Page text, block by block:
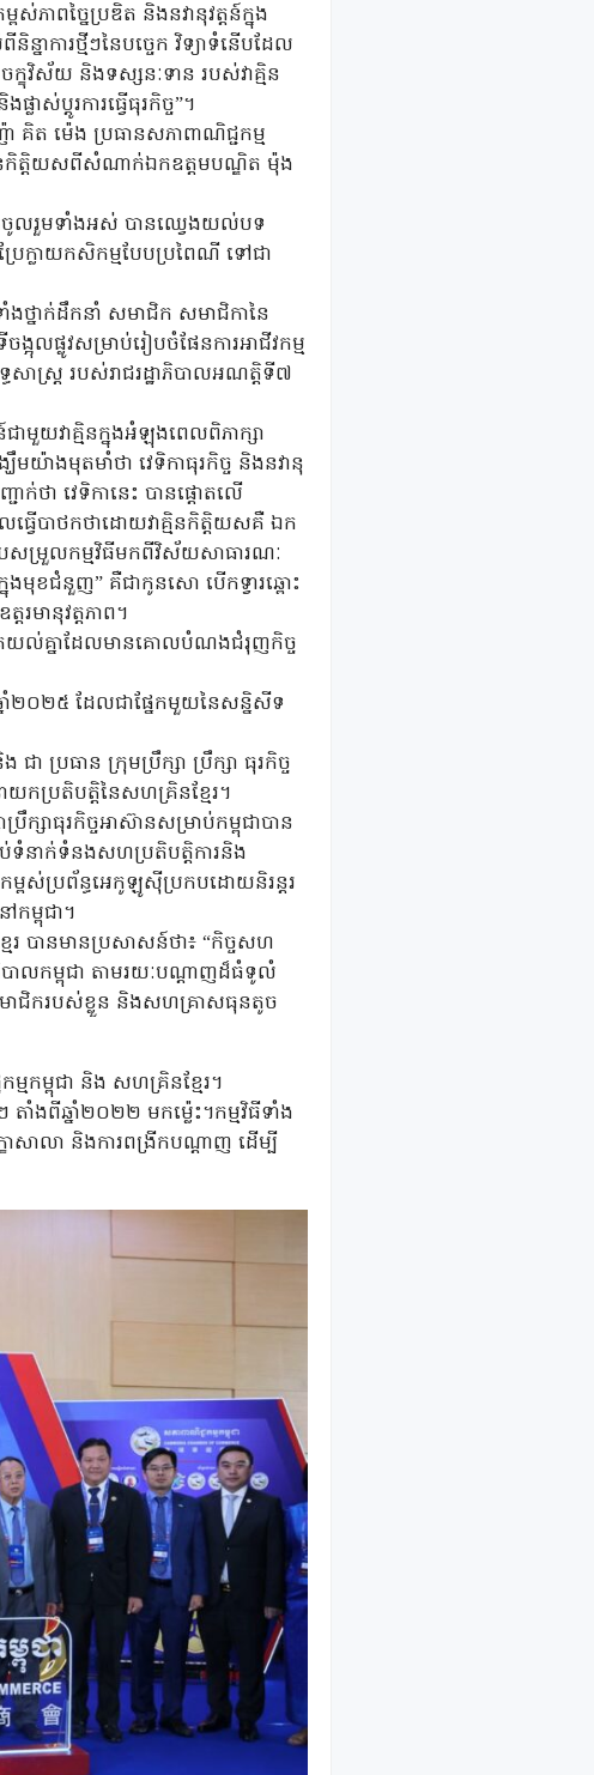
ភាពច្នៃប្រឌិត និងនវានុវត្តន៍ក្នុង
ការថ្មីៗនៃបច្ចេក វិទ្យាទំនើបដែល
ក្ខុវិស័យ និងទស្សនៈទាន របស់វាគ្មិន
ស់ប្តូរការធ្វើធុរកិច្ច”។
គិត ម៉េង ប្រធានសភាពាណិជ្ជកម្ម
មិនកិត្តិយសពីសំណាក់ឯកឧត្តមបណ្ឌិត ម៉ុង
នកចូលរួមទាំងអស់ បានឈ្វេងយល់បទ
ែក្លាយកសិកម្មបែបប្រពៃណី ទៅជា
ងថ្នាក់ដឹកនាំ សមាជិក សមាជិកានៃ
អុលផ្លូវសម្រាប់រៀបចំផែនការអាជីវកម្ម
ស្រ្ត របស់រាជរដ្ឋាភិបាលអណត្តិទី៧
មួយវាគ្មិនក្នុងអំឡុងពេលពិភាក្សា
យ៉ាងមុតមាំថា វេទិកាធុរកិច្ច និងនវានុ
ា វេទិកានេះ បានផ្តោតលើ
លធ្វើបាថកថាដោយវាគ្មិនកិត្តិយសគឺ ឯក
បសម្រួលកម្មវិធីមកពីវិស័យសាធារណៈ
នុងមុខជំនួញ” គឺជាកូនសោ បើកទ្វារឆ្ពោះ
មានុវត្តភាព។
គយល់គ្នាដែលមានគោលបំណងជំរុញកិច្ច
ាំ២០២៥ ដែលជាផ្នែកមួយនៃសន្និសីទ
ប្រធាន ក្រុមប្រឹក្សា ប្រឹក្សា ធុរកិច្ច
កប្រតិបត្តិនៃសហគ្រិនខ្មែរ។
ក្សាធុរកិច្ចអាស៊ានសម្រាប់កម្ពុជាបាន
ទំនាក់ទំនងសហប្រតិបត្តិការនិង
កម្ពស់ប្រព័ន្ធអេកូឡូស៊ីប្រកបដោយនិរន្តរ
ម្ពុជា។
រ បានមានប្រសាសន៍ថា៖ “កិច្ចសហ
បាលកម្ពុជា តាមរយៈបណ្តាញដ៏ធំទូលំ
ាជិករបស់ខ្លួន និងសហគ្រាសធុនតូច
កម្ពុជា និង សហគ្រិនខ្មែរ។
ាំងពីឆ្នាំ២០២២ មកម្ល៉េះ។កម្មវិធីទាំង
សាលា និងការពង្រីកបណ្តាញ ដើម្បី